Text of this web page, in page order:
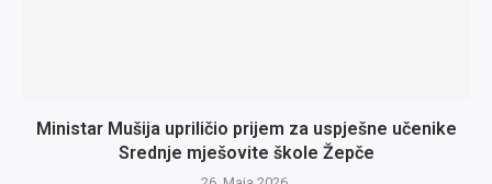
Ministar Mušija upriličio prijem za uspješne učenike
Srednje mješovite škole Žepče